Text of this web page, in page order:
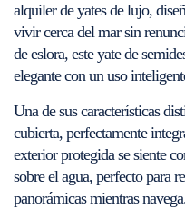
alquiler de yates de lujo,
vivir cerca del mar sin
de eslora, este yate de
elegante con un uso
Una de sus características
cubierta, perfectamente
exterior protegida se siente
sobre el agua, perfecto para
panorámicas mientras